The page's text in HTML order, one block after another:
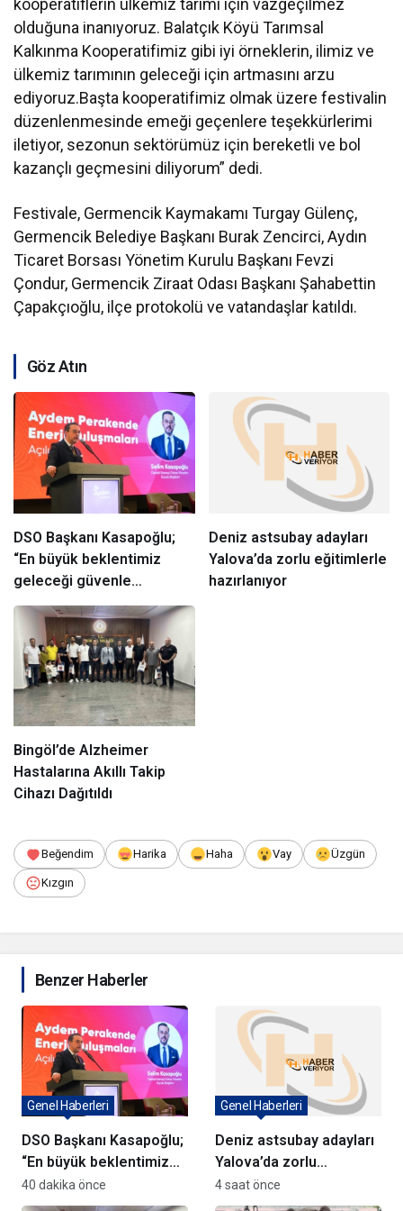
kooperatiflerin ülkemiz tarımı için vazgeçilmez
olduğuna inanıyoruz. Balatçık Köyü Tarımsal
Kalkınma Kooperatifimiz gibi iyi örneklerin, ilimiz ve
ülkemiz tarımının geleceği için artmasını arzu
ediyoruz.Başta kooperatifimiz olmak üzere festivalin
düzenlenmesinde emeği geçenlere teşekkürlerimi
iletiyor, sezonun sektörümüz için bereketli ve bol
kazançlı geçmesini diliyorum” dedi.
Festivale, Germencik Kaymakamı Turgay Gülenç,
Germencik Belediye Başkanı Burak Zencirci, Aydın
Ticaret Borsası Yönetim Kurulu Başkanı Fevzi
Çondur, Germencik Ziraat Odası Başkanı Şahabettin
Çapakçıoğlu, ilçe protokolü ve vatandaşlar katıldı.
Göz Atın
DSO Başkanı Kasapoğlu;
“En büyük beklentimiz
geleceği güvenle
planlayabileceğimiz
istikrarlı bir yatırım
ortamıdır”
Deniz astsubay adayları
Yalova’da zorlu eğitimlerle
hazırlanıyor
Bingöl’de Alzheimer
Hastalarına Akıllı Takip
Cihazı Dağıtıldı
Beğendim Harika Haha Vay Üzgün
Kızgın
Benzer Haberler
DSO Başkanı Kasapoğlu;
“En büyük beklentimiz
geleceği güvenle
planlayabileceğimiz
Genel Haberleri
40 dakika önce
Deniz astsubay adayları
Yalova’da zorlu
eğitimlerle hazırlanıyor
Genel Haberleri
4 saat önce